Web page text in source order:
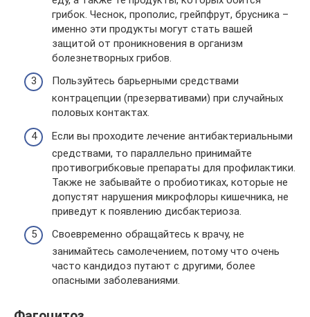
грибок. Чеснок, прополис, грейпфрут, брусника –
именно эти продукты могут стать вашей
защитой от проникновения в организм
болезнетворных грибов.
Пользуйтесь барьерными средствами
контрацепции (презервативами) при случайных
половых контактах.
Если вы проходите лечение антибактериальными
средствами, то параллельно принимайте
противогрибковые препараты для профилактики.
Также не забывайте о пробиотиках, которые не
допустят нарушения микрофлоры кишечника, не
приведут к появлению дисбактериоза.
Своевременно обращайтесь к врачу, не
занимайтесь самолечением, потому что очень
часто кандидоз путают с другими, более
опасными заболеваниями.